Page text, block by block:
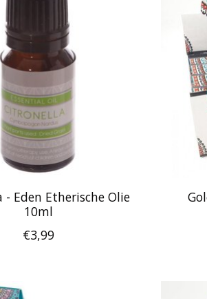
Eden Etherische Olie
10ml
€3,99